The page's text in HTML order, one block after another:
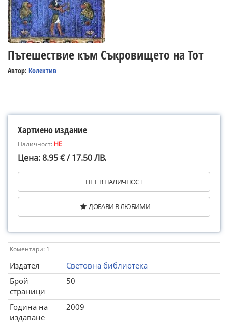
Пътешествие към Съкровището на Тот
Автор: Колектив
Хартиено издание
Наличност: НЕ
Цена: 8.95 € / 17.50 ЛВ.
НЕ Е В НАЛИЧНОСТ
ДОБАВИ В ЛЮБИМИ
Коментари: 1
Издател
Световна библиотека
Брой
страници
50
Година на
издаване
2009